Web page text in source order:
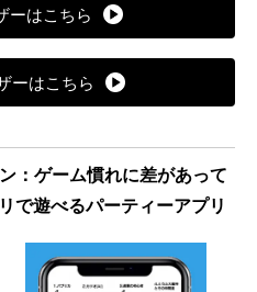
ーはこちら
ーはこちら
：ゲーム慣れに差があって
で遊べるパーティーアプリ